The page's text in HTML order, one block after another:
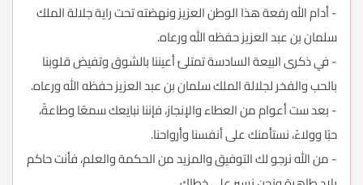
- أدام الله رفعة هذا الوطن العزيز ونهضته تحت راية جلالة الملك
سلمان بن عبد العزيز حفظه الله ورعاه.
- في ذكرى البيعة السادسة تمتلئ أعيننا بالشوق وتفيض قلوبنا
بالحب والفخر لجلالة الملك سلمان بن عبد العزيز حفظه الله ورعاه.
- بعد ست أعوام من العطاء والإنجاز، فإننا نبايعك سمعًا وطاعةً،
حبًا وولاءً، نستأمنك على أنفسنا وأرواحنا.
- من الله نرجو لك التوفيق والمزيد من الحكمة والعلم، فأنت حاكم